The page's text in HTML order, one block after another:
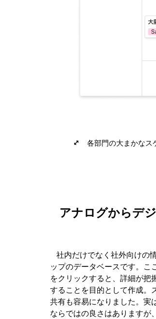
各部門の大まかなス
アナログからデ
社内だけでなく社外向けの
ップのデータベースです。こ
をクリックすると、詳細が把
することを目的として作成。
共有も容易になりました。実
ならではの良さはありますが